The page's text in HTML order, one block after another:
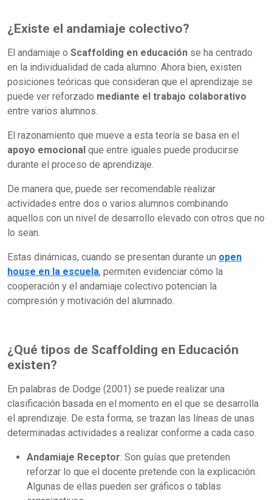
¿Existe el andamiaje colectivo?
El andamiaje o Scaffolding en educación se ha centrado
en la individualidad de cada alumno. Ahora bien, existen
posiciones teóricas que consideran que el aprendizaje se
puede ver reforzado mediante el trabajo colaborativo
entre varios alumnos.
El razonamiento que mueve a esta teoría se basa en el
apoyo emocional que entre iguales puede producirse
durante el proceso de aprendizaje.
De manera que, puede ser recomendable realizar
actividades entre dos o varios alumnos combinando
aquellos con un nivel de desarrollo elevado con otros que no
lo sean.
Estas dinámicas, cuando se presentan durante un open
house en la escuela, permiten evidenciar cómo la
cooperación y el andamiaje colectivo potencian la
compresión y motivación del alumnado.
¿Qué tipos de Scaffolding en Educación
existen?
En palabras de Dodge (2001) se puede realizar una
clasificación basada en el momento en el que se desarrolla
el aprendizaje. De esta forma, se trazan las líneas de unas
determinadas actividades a realizar conforme a cada caso.
Andamiaje Receptor: Son guías que pretenden
reforzar lo que el docente pretende con la explicación.
Algunas de ellas pueden ser gráficos o tablas